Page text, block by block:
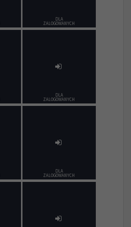
DLA
ZALOGOWANYCH
DLA
ZALOGOWANYCH
DLA
ZALOGOWANYCH